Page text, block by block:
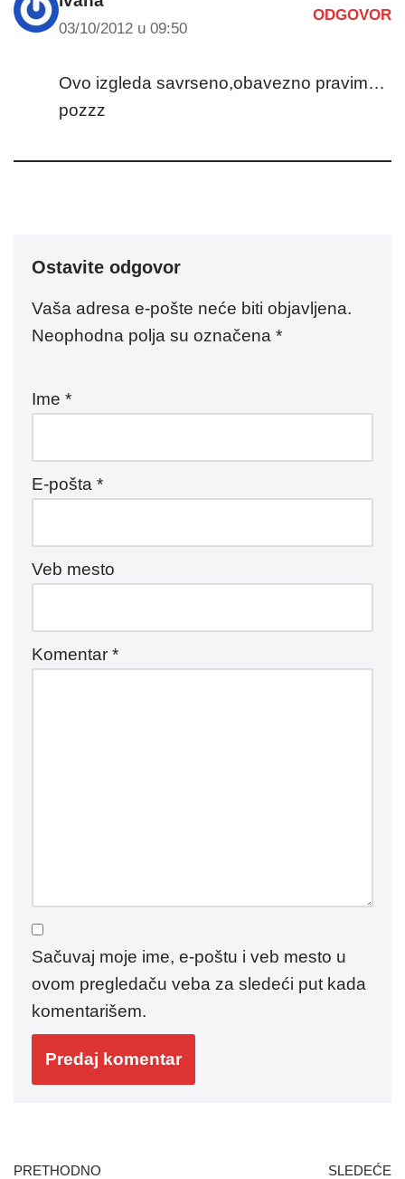
03/10/2012 u 09:50
ODGOVOR
Ovo izgleda savrseno,obavezno pravim…
pozzz
Ostavite odgovor
Vaša adresa e-pošte neće biti objavljena.
Neophodna polja su označena *
Ime *
E-pošta *
Veb mesto
Komentar *
Sačuvaj moje ime, e-poštu i veb mesto u
ovom pregledaču veba za sledeći put kada
komentarišem.
PRETHODNO SLEDEĆE